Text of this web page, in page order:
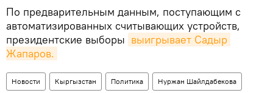
По предварительным данным, поступающим с
автоматизированных считывающих устройств,
президентские выборы выигрывает Садыр
Жапаров.
Новости Кыргызстан Политика Нуржан Шайлдабекова